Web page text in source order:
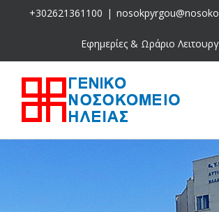
+302621361100 |
Εφημερίες & Ωράριο